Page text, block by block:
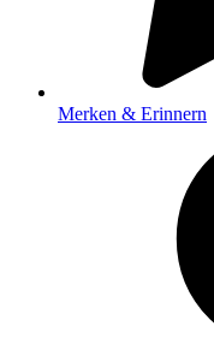
Merken & Erinnern